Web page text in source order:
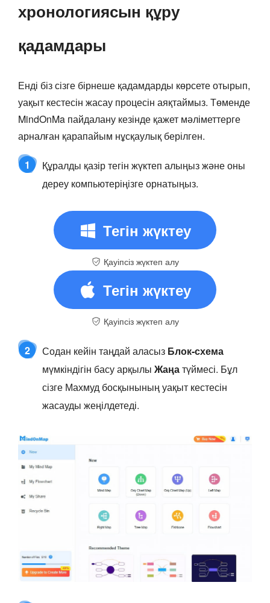
хронологиясын құру
қадамдары
Енді біз сізге бірнеше қадамдарды көрсете отырып,
уақыт кестесін жасау процесін аяқтаймыз. Төменде
MindOnMa пайдалану кезінде қажет мәліметтерге
арналған қарапайым нұсқаулық берілген.
1
Құралды қазір тегін жүктеп алыңыз және оны
дереу компьютеріңізге орнатыңыз.
Тегін жүктеу
Қауіпсіз жүктеп алу
Тегін жүктеу
Қауіпсіз жүктеп алу
2 Содан кейін таңдай аласыз Блок-схема
мүмкіндігін басу арқылы Жаңатүймесі. Бұл
сізге Махмуд босқынының уақыт кестесін
жасауды жеңілдетеді.